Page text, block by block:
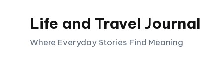
Life and Travel Journal
Where Everyday Stories Find Meaning